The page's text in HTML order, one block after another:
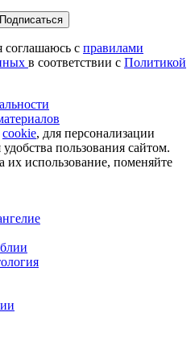
Подписаться
соглашаюсь с правилами
в соответствии с Политикой
cookie, для персонализации
пользования сайтом.
их использование, поменяйте